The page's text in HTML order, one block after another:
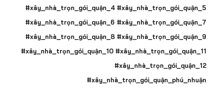
#xây_nhà_trọn_gói_quận_4 #xây_nhà_trọn_gói_quận_5
#xây_nhà_trọn_gói_quận_6 #xây_nhà_trọn_gói_quận_7
#xây_nhà_trọn_gói_quận_8 #xây_nhà_trọn_gói_quận_9
#xây_nhà_trọn_gói_quận_10 #xây_nhà_trọn_gói_quận_11
#xây_nhà_trọn_gói_quận_12
#xây_nhà_trọn_gói_quận_phú_nhuận